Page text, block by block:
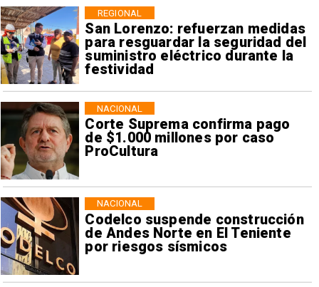
San Lorenzo: refuerzan medidas
para resguardar la seguridad del
suministro eléctrico durante la
festividad
REGIONAL
Corte Suprema confirma pago
de $1.000 millones por caso
ProCultura
NACIONAL
Codelco suspende construcción
de Andes Norte en El Teniente
por riesgos sísmicos
NACIONAL